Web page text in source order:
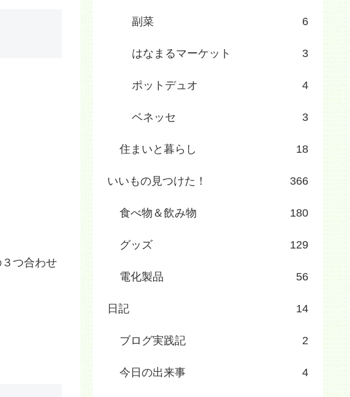
つ合わせ
副菜 6
はなまるマーケット 3
ポットデュオ 4
ベネッセ 3
住まいと暮らし 18
いいもの見つけた！ 366
食べ物＆飲み物 180
グッズ 129
電化製品 56
日記 14
ブログ実践記 2
今日の出来事 4